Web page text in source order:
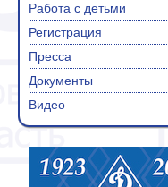
Работа с детьми
Регистрация
Пресса
Документы
Видео